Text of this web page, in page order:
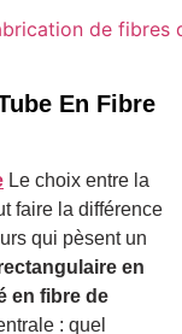
En Fibre
Le choix entre la
faire la différence
qui pèsent un
en
en fibre de
: quel